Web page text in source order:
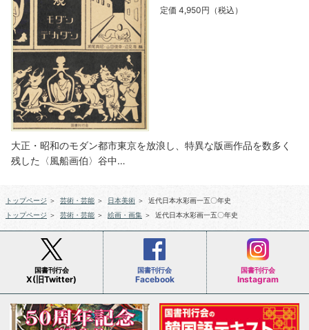
定価 4,950円（税込）
大正・昭和のモダン都市東京を放浪し、特異な版画作品を数多く
残した〈風船画伯〉谷中…
トップページ ＞ 芸術・芸能 ＞ 日本美術 ＞
近代日本水彩画一五〇年史
トップページ ＞ 芸術・芸能 ＞ 絵画・画集 ＞ 近代日本水彩画一五〇年史
国書刊行会
X(旧Twitter)
国書刊行会
Facebook
国書刊行会
Instagram